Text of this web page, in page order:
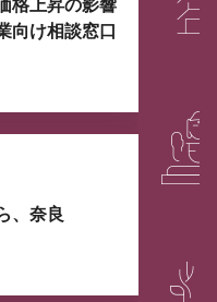
格上昇の影響
向け相談窓口
、奈良